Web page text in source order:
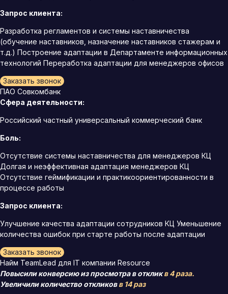
Запрос клиента:
Разработка регламентов и системы наставничества
(обучение наставников, назначение наставников стажерам и
т.д.) Построение адаптации в Департаменте информационных
технологий Переработка адаптации для менеджеров офисов
Заказать звонок
ПАО Совкомбанк
Сфера деятельности:
Российский частный универсальный коммерческий банк
Боль:
Отсутствие системы наставничества для менеджеров КЦ
Долгая и неэффективная адаптация менеджеров КЦ
Отсутствие геймификации и практикоориентированности в
процессе работы
Запрос клиента:
Улучшение качества адаптации сотрудников КЦ Уменьшение
количества ошибок при старте работы после адаптации
Заказать звонок
Найм TeamLead для IT компании Resource
Повысили конверсию из просмотра в откликв 4 раза.
Увеличили количество откликовв 14 раз